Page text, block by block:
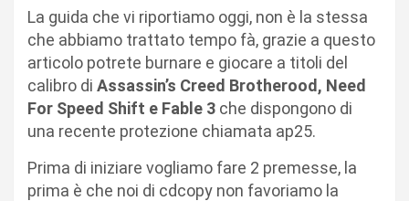
La guida che vi riportiamo oggi, non è la stessa
che abbiamo trattato tempo fà, grazie a questo
articolo potrete burnare e giocare a titoli del
calibro di Assassin’s Creed Brotherood, Need
For Speed Shift e Fable 3 che dispongono di
una recente protezione chiamata ap25.
Prima di iniziare vogliamo fare 2 premesse, la
prima è che noi di cdcopy non favoriamo la